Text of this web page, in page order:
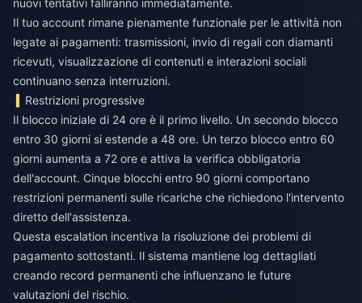
nuovi tentativi falliranno immediatamente.
Il tuo account rimane pienamente funzionale per le attività non
legate ai pagamenti: trasmissioni, invio di regali con diamanti
ricevuti, visualizzazione di contenuti e interazioni sociali
continuano senza interruzioni.
Restrizioni progressive
Il blocco iniziale di 24 ore è il primo livello. Un secondo blocco
entro 30 giorni si estende a 48 ore. Un terzo blocco entro 60
giorni aumenta a 72 ore e attiva la verifica obbligatoria
dell'account. Cinque blocchi entro 90 giorni comportano
restrizioni permanenti sulle ricariche che richiedono l'intervento
diretto dell'assistenza.
Questa escalation incentiva la risoluzione dei problemi di
pagamento sottostanti. Il sistema mantiene log dettagliati
creando record permanenti che influenzano le future
valutazioni del rischio.